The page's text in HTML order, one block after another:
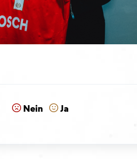
Nein Ja